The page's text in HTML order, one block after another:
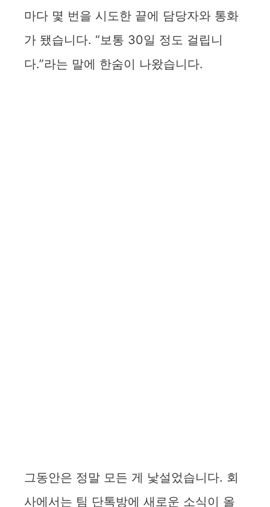
마다 몇 번을 시도한 끝에 담당자와 통화
가 됐습니다. “보통 30일 정도 걸립니
다.”라는 말에 한숨이 나왔습니다.
그동안은 정말 모든 게 낯설었습니다. 회
사에서는 팀 단톡방에 새로운 소식이 올